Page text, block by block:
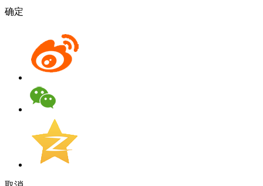
确定